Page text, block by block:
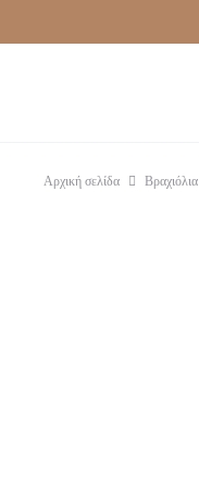
Αρχική σελίδα Βραχιόλια